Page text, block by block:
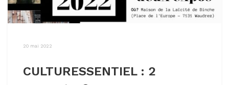
20 mai 2022
CULTURESSENTIEL : 2